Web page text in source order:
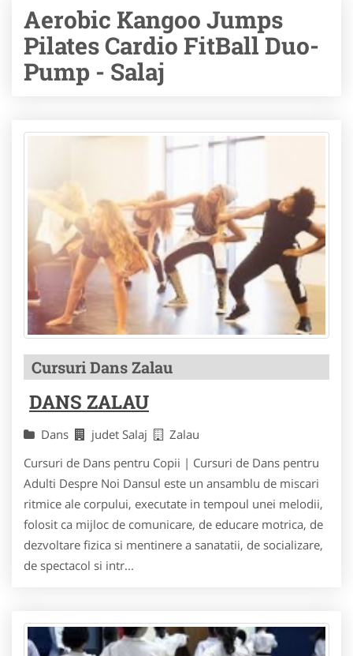
Aerobic Kangoo Jumps
Pilates Cardio FitBall Duo-
Pump - Salaj
Cursuri Dans Zalau
DANS ZALAU
Dans judet Salaj
Zalau
Cursuri de Dans pentru Copii | Cursuri de Dans pentru
Adulti Despre Noi Dansul este un ansamblu de miscari
ritmice ale corpului, executate in tempoul unei melodii,
folosit ca mijloc de comunicare, de educare motrica, de
dezvoltare fizica si mentinere a sanatatii, de socializare,
de spectacol si intr...